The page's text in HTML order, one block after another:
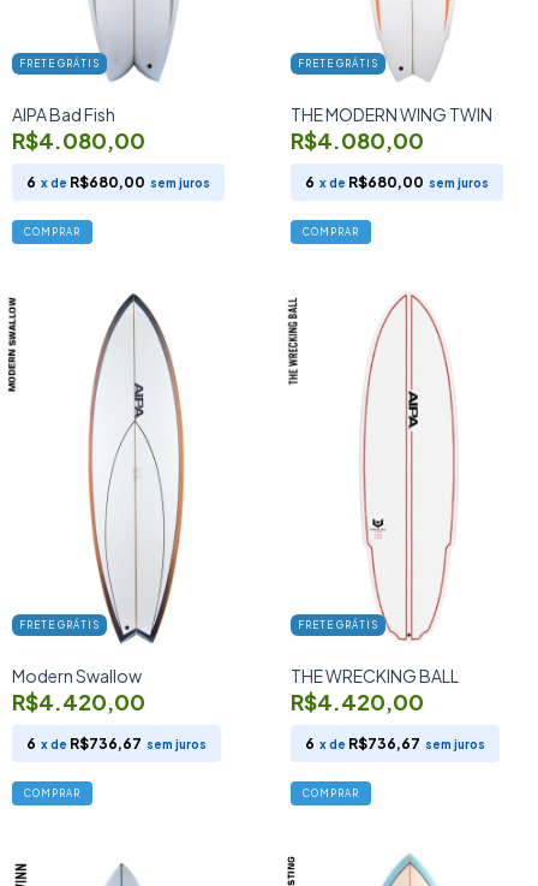
FRETE GRÁTIS
AIPA Bad Fish
R$4.080,00
6 x de R$680,00 sem juros
COMPRAR
FRETE GRÁTIS
THE MODERN WING TWIN
R$4.080,00
6 x de R$680,00 sem juros
COMPRAR
FRETE GRÁTIS
Modern Swallow
R$4.420,00
6 x de R$736,67 sem juros
COMPRAR
FRETE GRÁTIS
THE WRECKING BALL
R$4.420,00
6 x de R$736,67 sem juros
COMPRAR